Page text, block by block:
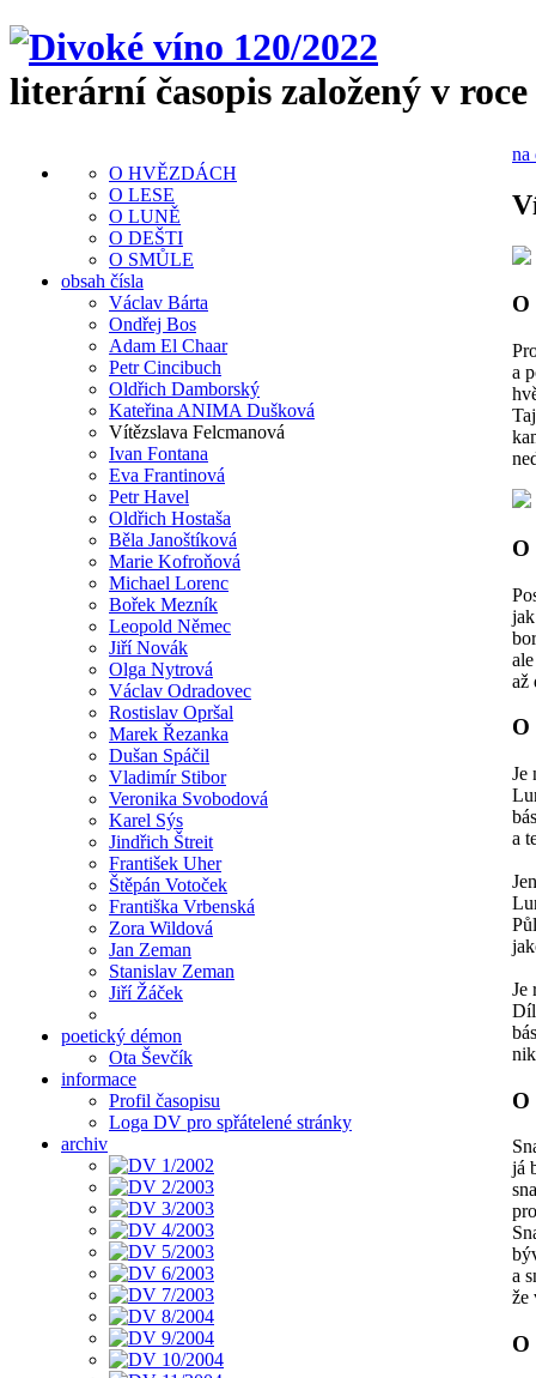
literární časopis založený v roce
O HVĚZDÁCH
O LESE
O LUNĚ
O DEŠTI
O SMŮLE
obsah čísla
Václav Bárta
Ondřej Bos
Adam El Chaar
Petr Cincibuch
Oldřich Damborský
Kateřina ANIMA Dušková
Vítězslava Felcmanová
Ivan Fontana
Eva Frantinová
Petr Havel
Oldřich Hostaša
Běla Janoštíková
Marie Kofroňová
Michael Lorenc
Bořek Mezník
Leopold Němec
Jiří Novák
Olga Nytrová
Václav Odradovec
Rostislav Opršal
Marek Řezanka
Dušan Spáčil
Vladimír Stibor
Veronika Svobodová
Karel Sýs
Jindřich Štreit
František Uher
Štěpán Votoček
Františka Vrbenská
Zora Wildová
Jan Zeman
Stanislav Zeman
Jiří Žáček
poetický démon
Ota Ševčík
informace
Profil časopisu
Loga DV pro spřátelené stránky
archiv
na
a
O
až
O
Je
a
Je
O
já
a
že
O